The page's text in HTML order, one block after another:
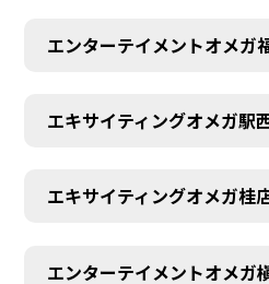
エンターテイメントオメガ
エキサイティングオメガ駅
エキサイティングオメガ桂
エンターテイメントオメガ